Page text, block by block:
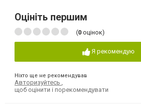
Оцініть першим
(0 оцінок)
Я рекомендую
Ніхто ще не рекомендував
Авторизуйтесь
щоб оцінити і порекомендувати